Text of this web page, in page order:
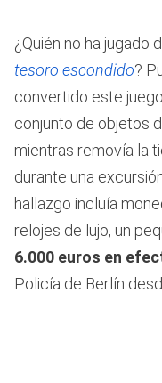
¿Quién no ha jugado
tesoro escondido?
convertido este
conjunto de objetos
mientras removía la
durante una
hallazgo incluía
relojes de lujo, un
6.000 euros en
Policía de Berlín